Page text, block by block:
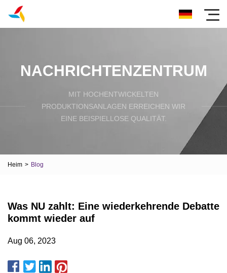
NACHRICHTENZENTRUM
MIT HOCHENTWICKELTEN
PRODUKTIONSANLAGEN ERREICHEN WIR
EINE BEISPIELLOSE QUALITÄT.
Heim > Blog
Was NU zahlt: Eine wiederkehrende Debatte
kommt wieder auf
Aug 06, 2023